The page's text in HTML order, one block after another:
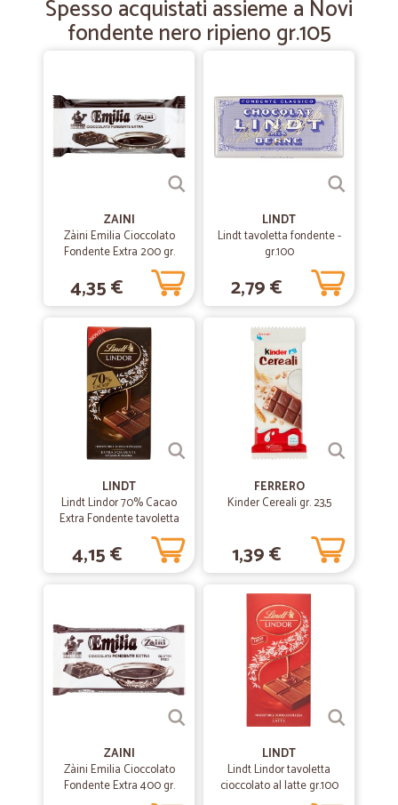
Ottimo servizio per i prodotti acquistati, per la puntualità nella
consegna e la confezione del pacco.
Spesso acquistati assieme a Novi
fondente nero ripieno gr.105
ZAINI
Zàini Emilia Cioccolato
Fondente Extra 200 gr.
4,35 €
LINDT
Lindt tavoletta fondente -
gr.100
2,79 €
LINDT
Lindt Lindor 70% Cacao
Extra Fondente tavoletta
4,15 €
FERRERO
Kinder Cereali gr. 23,5
1,39 €
ZAINI
Zàini Emilia Cioccolato
Fondente Extra 400 gr.
LINDT
Lindt Lindor tavoletta
cioccolato al latte gr.100